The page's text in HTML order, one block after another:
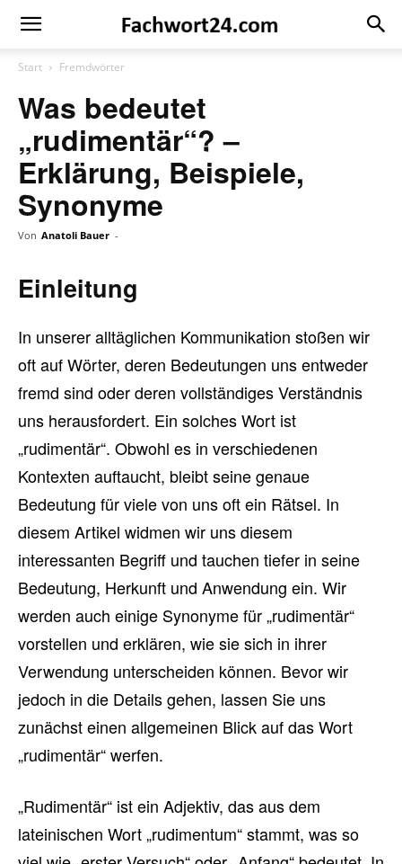
Fachwort24
ShopStart Fremdwörter
Was bedeutet
„rudimentär“? –
Erklärung, Beispiele,
Synonyme
Von Anatoli Bauer -
Einleitung
In unserer alltäglichen Kommunikation stoßen wir
oft auf Wörter, deren Bedeutungen uns entweder
fremd sind oder deren vollständiges Verständnis
uns herausfordert. Ein solches Wort ist
„rudimentär“. Obwohl es in verschiedenen
Kontexten auftaucht, bleibt seine genaue
Bedeutung für viele von uns oft ein Rätsel. In
diesem Artikel widmen wir uns diesem
interessanten Begriff und tauchen tiefer in seine
Bedeutung, Herkunft und Anwendung ein. Wir
werden auch einige Synonyme für „rudimentär“
vorstellen und erklären, wie sie sich in ihrer
Verwendung unterscheiden können. Bevor wir
jedoch in die Details gehen, lassen Sie uns
zunächst einen allgemeinen Blick auf das Wort
„rudimentär“ werfen.
„Rudimentär“ ist ein Adjektiv, das aus dem
lateinischen Wort „rudimentum“ stammt, was so